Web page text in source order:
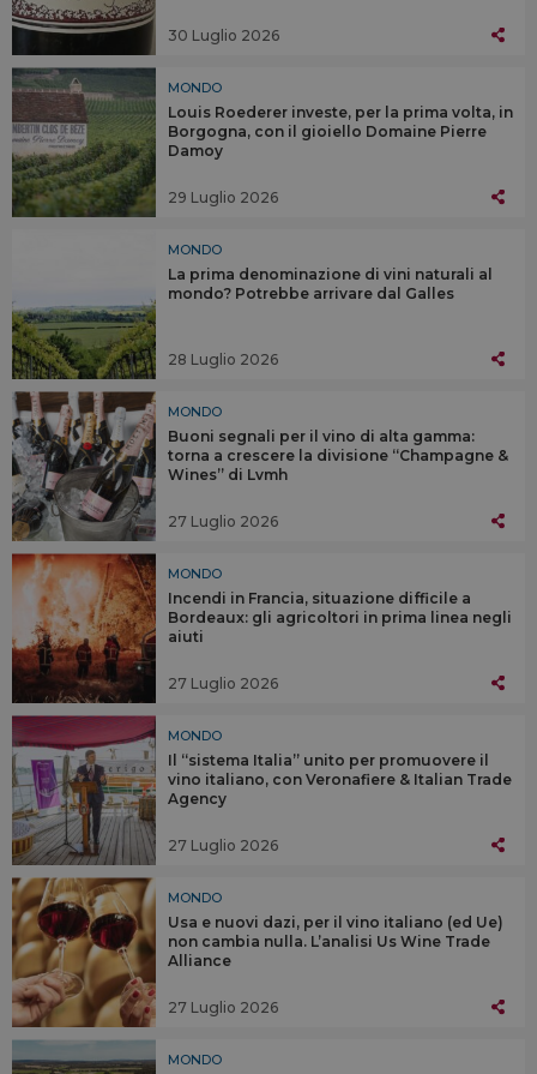
30 Luglio 2026
MONDO
Louis Roederer investe, per la prima volta, in
Borgogna, con il gioiello Domaine Pierre
Damoy
29 Luglio 2026
MONDO
La prima denominazione di vini naturali al
mondo? Potrebbe arrivare dal Galles
28 Luglio 2026
MONDO
Buoni segnali per il vino di alta gamma:
torna a crescere la divisione “Champagne &
Wines” di Lvmh
27 Luglio 2026
MONDO
Incendi in Francia, situazione difficile a
Bordeaux: gli agricoltori in prima linea negli
aiuti
27 Luglio 2026
MONDO
Il “sistema Italia” unito per promuovere il
vino italiano, con Veronafiere & Italian Trade
Agency
27 Luglio 2026
MONDO
Usa e nuovi dazi, per il vino italiano (ed Ue)
non cambia nulla. L’analisi Us Wine Trade
Alliance
27 Luglio 2026
MONDO